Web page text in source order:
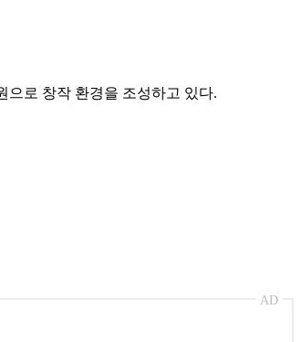
으로 창작 환경을 조성하고 있다.
AD